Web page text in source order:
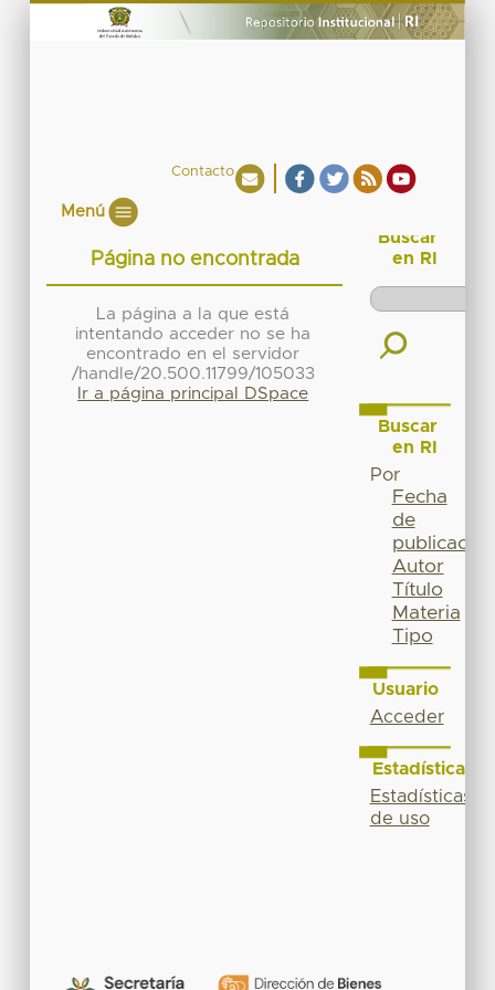
Contacto
Menú
Página no encontrada
La página a la que está
intentando acceder no se ha
encontrado en el servidor
/handle/20.500.11799/105033
Ir a página principal DSpace
Buscar
en RI
Buscar
en RI
Por
Fecha
de
publicación
Autor
Título
Materia
Tipo
Usuario
Acceder
Estadísticas
Estadísticas
de uso